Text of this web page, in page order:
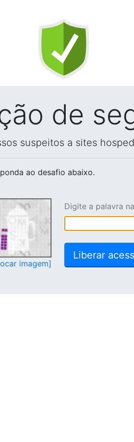
de
suspeitos a sites
ao desafio abaixo.
imagem]
Digite a palavra